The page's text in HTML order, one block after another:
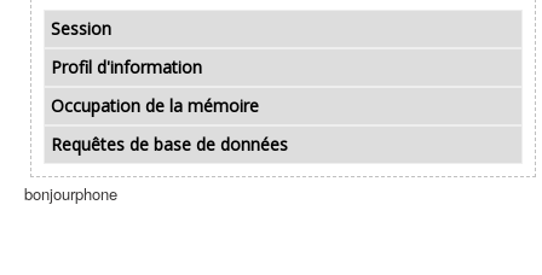
Session
Profil d'information
Occupation de la mémoire
Requêtes de base de données
bonjourphone